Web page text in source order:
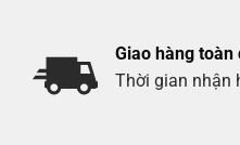
Giao hàng toàn
Thời gian nhận